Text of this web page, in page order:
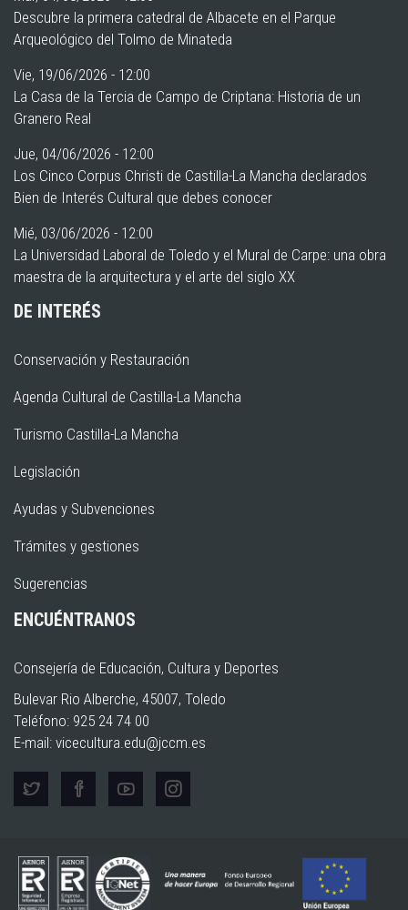
Descubre la primera catedral de Albacete en el Parque
Arqueológico del Tolmo de Minateda
Vie, 19/06/2026 - 12:00
La Casa de la Tercia de Campo de Criptana: Historia de un
Granero Real
Jue, 04/06/2026 - 12:00
Los Cinco Corpus Christi de Castilla-La Mancha declarados
Bien de Interés Cultural que debes conocer
Mié, 03/06/2026 - 12:00
La Universidad Laboral de Toledo y el Mural de Carpe: una obra
maestra de la arquitectura y el arte del siglo XX
DE INTERÉS
Conservación y Restauración
Agenda Cultural de Castilla-La Mancha
Turismo Castilla-La Mancha
Legislación
Ayudas y Subvenciones
Trámites y gestiones
Sugerencias
ENCUÉNTRANOS
Consejería de Educación, Cultura y Deportes
Bulevar Rio Alberche, 45007, Toledo
Teléfono: 925 24 74 00
E-mail: vicecultura.edu@jccm.es